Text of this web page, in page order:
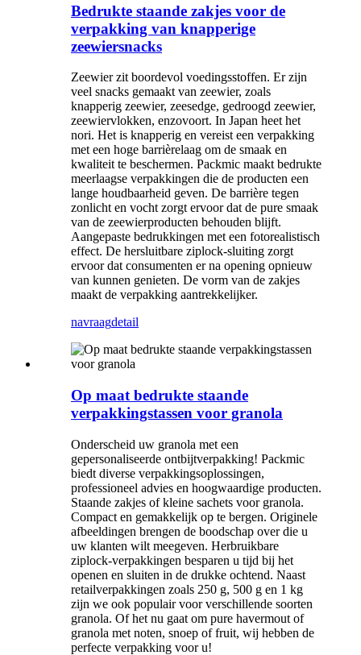
Bedrukte staande zakjes voor de
verpakking van knapperige
zeewiersnacks
Zeewier zit boordevol voedingsstoffen. Er zijn
veel snacks gemaakt van zeewier, zoals
knapperig zeewier, zeesedge, gedroogd zeewier,
zeewiervlokken, enzovoort. In Japan heet het
nori. Het is knapperig en vereist een verpakking
met een hoge barrièrelaag om de smaak en
kwaliteit te beschermen. Packmic maakt bedrukte
meerlaagse verpakkingen die de producten een
lange houdbaarheid geven. De barrière tegen
zonlicht en vocht zorgt ervoor dat de pure smaak
van de zeewierproducten behouden blijft.
Aangepaste bedrukkingen met een fotorealistisch
effect. De hersluitbare ziplock-sluiting zorgt
ervoor dat consumenten er na opening opnieuw
van kunnen genieten. De vorm van de zakjes
maakt de verpakking aantrekkelijker.
navraagdetail
Op maat bedrukte staande
verpakkingstassen voor granola
Onderscheid uw granola met een
gepersonaliseerde ontbijtverpakking! Packmic
biedt diverse verpakkingsoplossingen,
professioneel advies en hoogwaardige producten.
Staande zakjes of kleine sachets voor granola.
Compact en gemakkelijk op te bergen. Originele
afbeeldingen brengen de boodschap over die u
uw klanten wilt meegeven. Herbruikbare
ziplock-verpakkingen besparen u tijd bij het
openen en sluiten in de drukke ochtend. Naast
retailverpakkingen zoals 250 g, 500 g en 1 kg
zijn we ook populair voor verschillende soorten
granola. Of het nu gaat om pure havermout of
granola met noten, snoep of fruit, wij hebben de
perfecte verpakking voor u!